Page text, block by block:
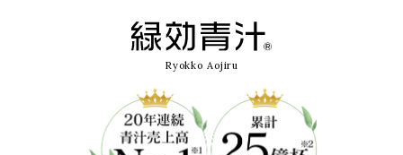
青汁を使ったおいしいレシピ『トロっとなす
の冷しゃぶごまみそだれ』を追加しました。
青汁を使ったおいしいレシピ『もちもち水ま
んじゅう』を追加しました。
Ryokko Aojiru